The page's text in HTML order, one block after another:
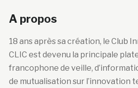
A propos
18 ans après sa création, le Club
CLIC est devenu la principale
francophone de veille,
de mutualisation sur l’innovation